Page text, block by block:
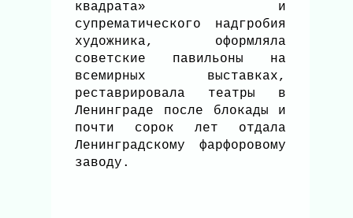
квадрата» и
супрематического надгробия
художника, оформляла
советские павильоны на
всемирных выставках,
реставрировала театры в
Ленинграде после блокады и
почти сорок лет отдала
Ленинградскому фарфоровому
заводу.